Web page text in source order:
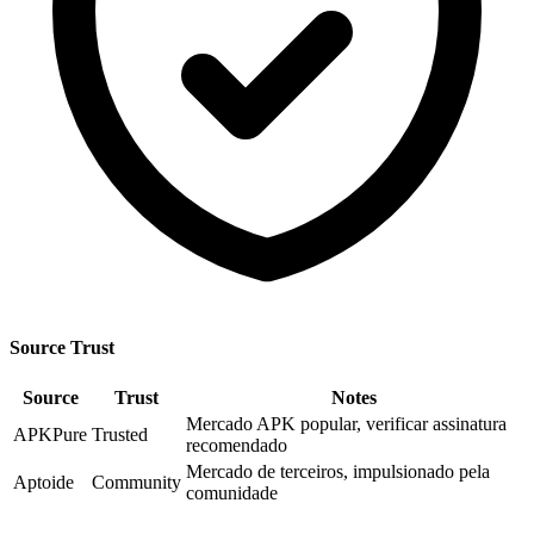
Source Trust
Source Trust
Notes
APKPure Trusted
Mercado APK popular, verificar assinatura
recomendado
Aptoide
Community
Mercado de terceiros, impulsionado pela
comunidade